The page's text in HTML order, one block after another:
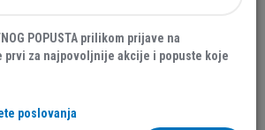
POPUSTA prilikom prijave na
prvi za najpovoljnije akcije i popuste koje
poslovanja